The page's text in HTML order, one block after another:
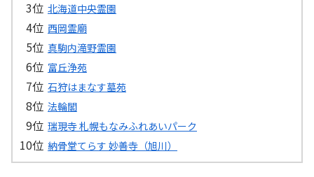
北海道中央霊園
西岡霊廟
真駒内滝野霊園
富丘浄苑
石狩はまなす墓苑
法輪閣
瑞現寺 札幌もなみふれあいパーク
納骨堂てらす 妙善寺（旭川）